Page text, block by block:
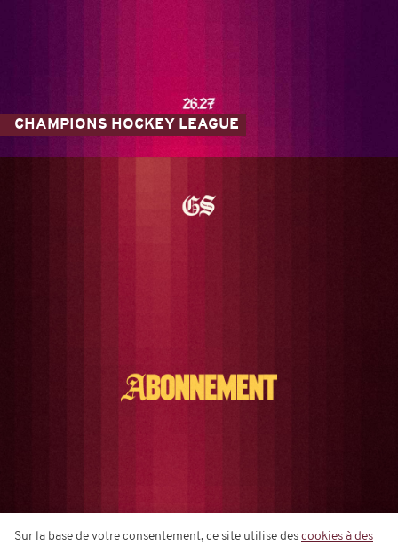
CHAMPIONS HOCKEY LEAGUE
Sur la base de votre consentement, ce site utilise des cookies à des